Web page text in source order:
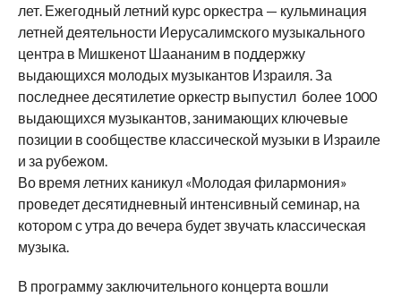
лет. Ежегодный летний курс оркестра — кульминация
летней деятельности Иерусалимского музыкального
центра в Мишкенот Шаананим в поддержку
выдающихся молодых музыкантов Израиля. За
последнее десятилетие оркестр выпустил более 1000
выдающихся музыкантов, занимающих ключевые
позиции в сообществе классической музыки в Израиле
и за рубежом.
Во время летних каникул «Молодая филармония»
проведет десятидневный интенсивный семинар, на
котором с утра до вечера будет звучать классическая
музыка.
В программу заключительного концерта вошли